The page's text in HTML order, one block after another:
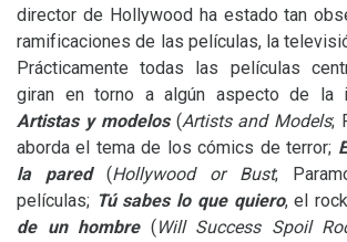
director de Hollywood ha estado tan
ramificaciones de las películas, la
Prácticamente todas las películas
giran en torno a algún aspecto de la
Artistas y modelos(Artists and Models;
aborda el tema de los cómics de terror;
la pared(Hollywood or Bust;
películas; Tú sabes lo que quiero, el rock
de un hombre(Will Success Spoil